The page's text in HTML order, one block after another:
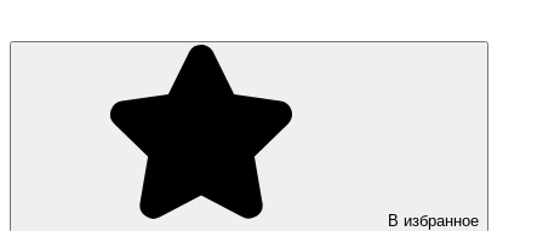
В избранное